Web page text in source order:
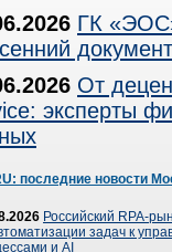
ГК
От
эксперты
последние новости
Российский RPA-
задач к
и AI